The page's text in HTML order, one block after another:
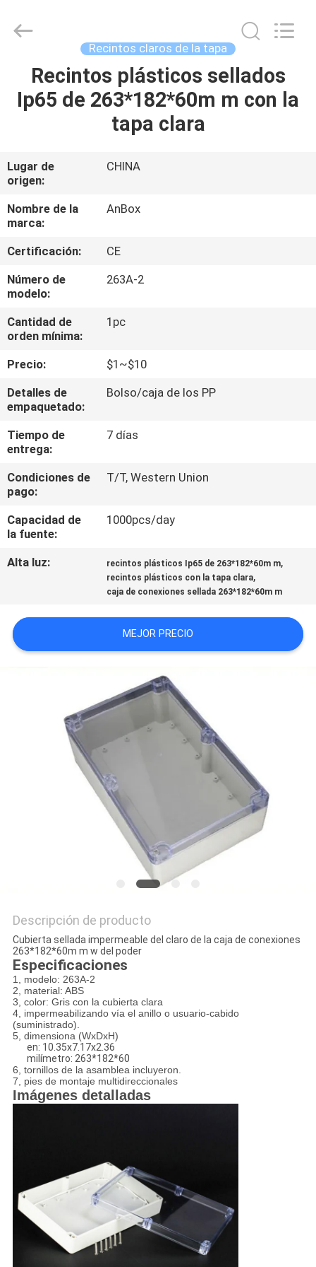
HOGAR
PRODUCTOS
SOBRE
NOSOTROS
VIAJE
DE
LA
DE
CALIDAD
ÉNTRENOS
EN
CONTACTO
CON
PIDA
SHOPPING ONLINE
Electric
Recintos claros de la tapa
Recintos plásticos sellados
Ip65 de 263*182*60m m con la
tapa clara
Lugar de
origen:
CHINA
Nombre de la
marca:
AnBox
Certificación:
CE
Número de
modelo:
263A-2
Cantidad de
orden mínima:
1pc
Precio:
$1~$10
Detalles de
empaquetado:
Bolso/caja de los PP
Tiempo de
entrega:
7 días
Condiciones de
pago:
T/T, Western Union
Capacidad de
la fuente:
1000pcs/day
Alta luz: recintos plásticos Ip65 de 263*182*60m m,
recintos plásticos con la tapa clara,
caja de conexiones sellada 263*182*60m m
MEJOR PRECIO
Descripción de producto
Cubierta sellada impermeable del claro de la caja de conexiones
263*182*60m m w del poder
Especificaciones
1, modelo: 263A-2
2, material: ABS
3, color: Gris con la cubierta clara
4, impermeabilizando vía el anillo o usuario-cabido
(suministrado).
5, dimensiona (WxDxH)
en: 10.35x7.17x2.36
milímetro: 263*182*60
6, tornillos de la asamblea incluyeron.
7, pies de montaje multidireccionales
Imágenes detalladas